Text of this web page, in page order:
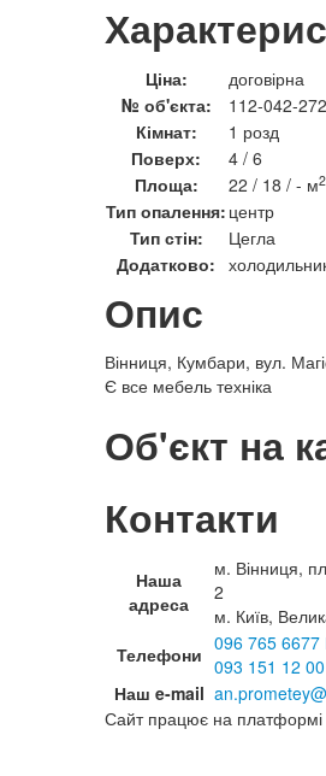
Ціна:
договірна
№ об'єкта:
112-042-272
Кімнат:
1 розд
Поверх:
4 / 6
Площа:
22 / 18 / - м2
Тип опалення: центр
Тип стін:
Цегла
Додатково:
Опис
Вінниця, Кумбари, вул.
Є все мебель техніка
Об'єкт на
Контакти
Наша
адреса
м. Вінниця,
2
м. Київ,
Телефони 096 765 6677
093 151 12 00
Наш e-mail
Сайт працює на платформі